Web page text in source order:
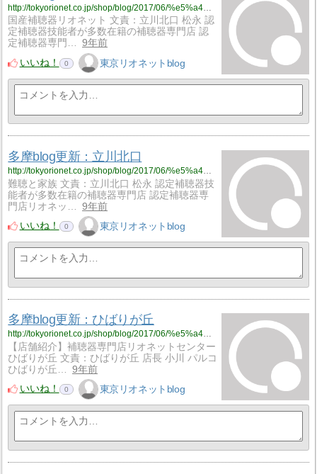
http://tokyorionet.co.jp/shop/blog/2017/06/%e5%a4%9a%e6%91%a9blog%e6%9b%b4%e6%96%b0%ef%bc%9a%e7%ab%8b%e5%b7%9d%e5%8c%97%e5%8f%a3-61/
国産補聴器リオネット 文責：立川北口 松永 認
定補聴器技能者が多数在籍の補聴器専門店 認
定補聴器専門…
9年前
いいね！
0 東京リオネットblog
多摩blog更新：立川北口
http://tokyorionet.co.jp/shop/blog/2017/06/%e5%a4%9a%e6%91%a9blog%e6%9b%b4%e6%96%b0%ef%bc%9a%e7%ab%8b%e5%b7%9d%e5%8c%97%e5%8f%a3-60/
難聴と家族 文責：立川北口 松永 認定補聴器技
能者が多数在籍の補聴器専門店 認定補聴器専
門店リオネッ…
9年前
いいね！
0 東京リオネットblog
多摩blog更新：ひばりが丘
http://tokyorionet.co.jp/shop/blog/2017/06/%e5%a4%9a%e6%91%a9blog%e6%9b%b4%e6%96%b0%ef%bc%9a%e3%81%b2%e3%81%b0%e3%82%8a%e3%81%8c%e4%b8%98/
【店舗紹介】補聴器専門店リオネットセンター
ひばりが丘 文責：ひばりが丘 店長 小川 パルコ
ひばりが丘…
9年前
いいね！
0 東京リオネットblog